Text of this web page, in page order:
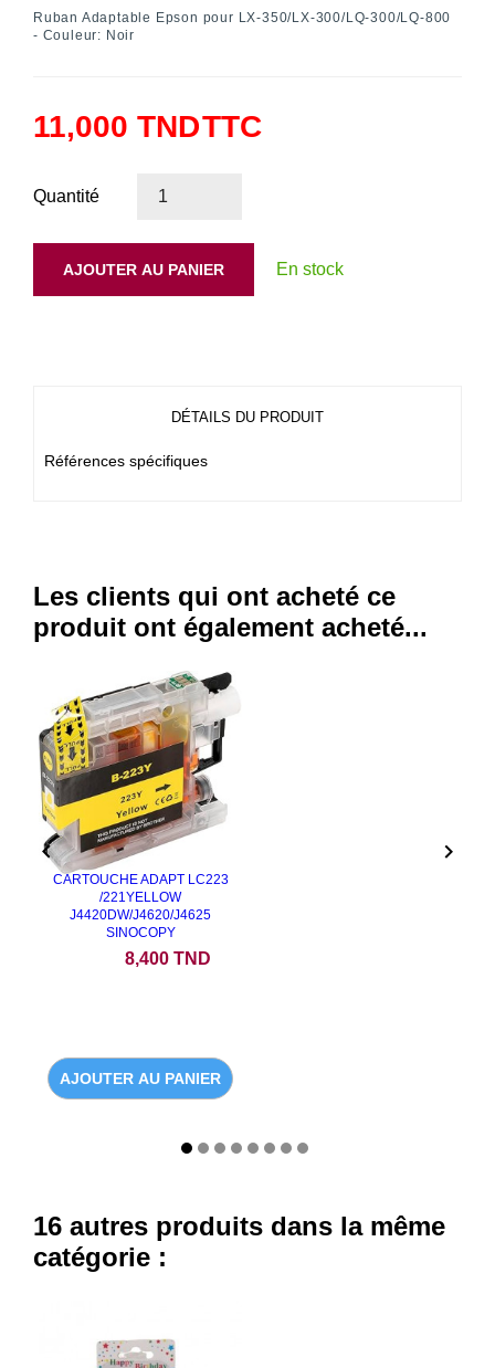
Ruban Adaptable Epson pour LX-350/LX-300/LQ-300/LQ-800
- Couleur: Noir
11,000 TNDTTC
Quantité
AJOUTER AU PANIER En stock
DÉTAILS DU PRODUIT
Références spécifiques
Les clients qui ont acheté ce
produit ont également acheté...
CARTOUCHE ADAPT LC223
/221YELLOW
J4420DW/J4620/J4625
SINOCOPY
8,400 TND
AJOUTER AU PANIER
 
16 autres produits dans la même
catégorie :